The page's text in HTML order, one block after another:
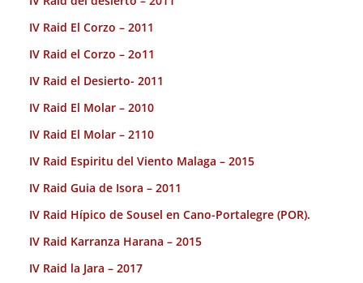
IV Raid El Corzo – 2011
IV Raid el Corzo – 2o11
IV Raid el Desierto- 2011
IV Raid El Molar – 2010
IV Raid El Molar – 2110
IV Raid Espiritu del Viento Malaga – 2015
IV Raid Guia de Isora – 2011
IV Raid Hípico de Sousel en Cano-Portalegre (POR).
IV Raid Karranza Harana – 2015
IV Raid la Jara – 2017